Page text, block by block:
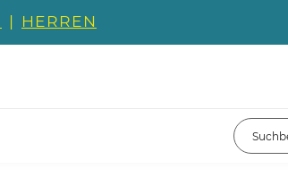
| HERREN